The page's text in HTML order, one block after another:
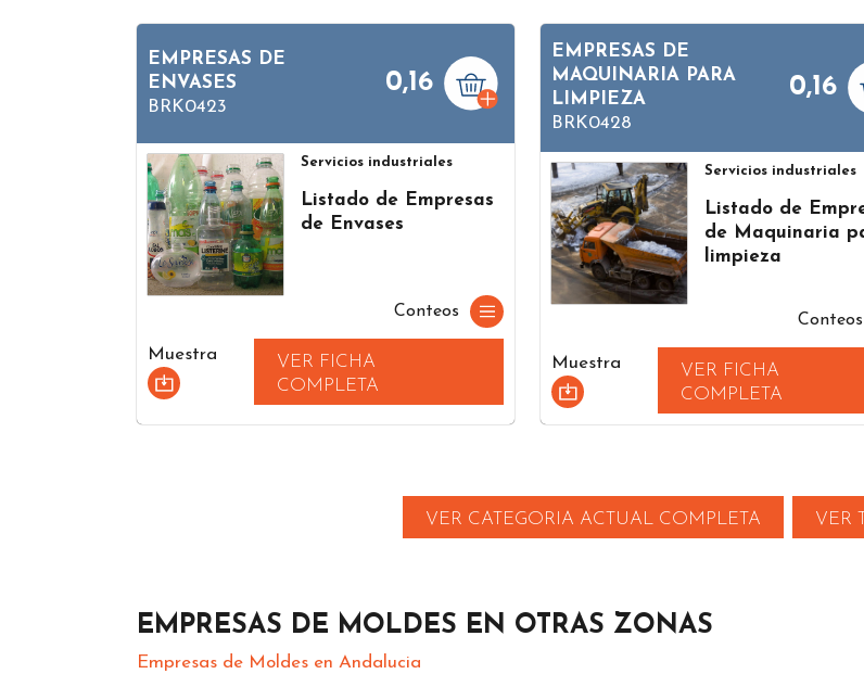
EMPRESAS DE
ENVASES
BRK0423
0,16
Servicios industriales
Listado de Empresas
de Envases
Conteos
Muestra
VER FICHA
COMPLETA
EMPRESAS DE
MAQUINARIA PARA
LIMPIEZA
BRK0428
0,16
Servicios industriales
Listado de
de Maquinaria
limpieza
Conteos
Muestra
VER FICHA
COMPLETA
VER CATEGORIA ACTUAL COMPLETA VER
EMPRESAS DE MOLDES EN OTRAS ZONAS
Empresas de Moldes en Andalucia